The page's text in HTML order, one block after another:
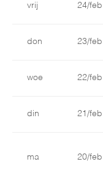
vrij 24/feb
don 23/feb
woe 22/feb
din 21/feb
ma 20/feb